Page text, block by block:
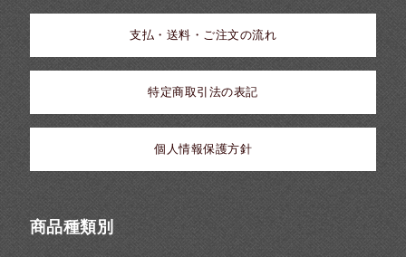
支払・送料・ご注文の流れ
特定商取引法の表記
個人情報保護方針
商品種類別